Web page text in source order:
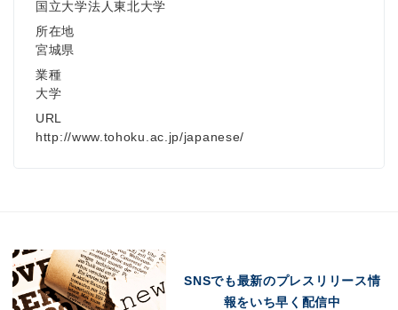
国立大学法人東北大学
所在地
宮城県
業種
大学
URL
http://www.tohoku.ac.jp/japanese/
SNSでも最新のプレスリリース情
報をいち早く配信中